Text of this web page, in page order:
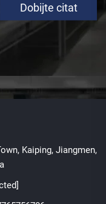
Dobijte citat
Kaiping, Jiangmen,